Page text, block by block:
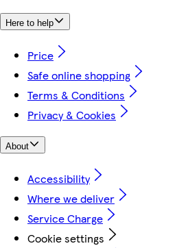
Here to help
Price
Safe online shopping
Terms & Conditions
Privacy & Cookies
About
Accessibility
Where we deliver
Service Charge
Cookie settings